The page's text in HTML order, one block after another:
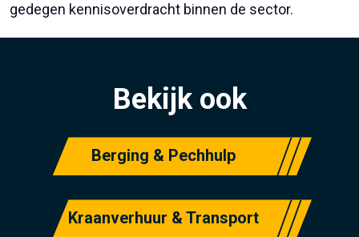
gedegen kennisoverdracht binnen de sector.
Bekijk ook
Berging & Pechhulp
Kraanverhuur & Transport